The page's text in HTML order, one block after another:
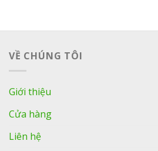
VỀ CHÚNG TÔI
Giới thiệu
Cửa hàng
Liên hệ